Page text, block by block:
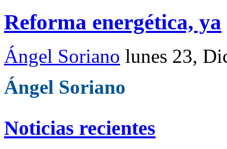
Reforma energética, ya
Ángel Soriano lunes 23,
Ángel Soriano
Noticias recientes